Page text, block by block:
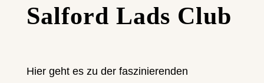
Salford Lads Club
Hier geht es zu der faszinierenden